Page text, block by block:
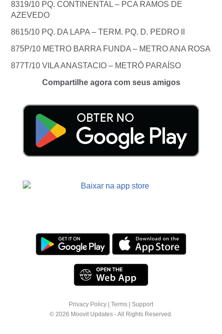
8319/10 PQ. CONTINENTAL – PCA RAMOS DE
AZEVEDO
8615/10 PQ. DA LAPA – TERM. PQ. D. PEDRO II
875P/10 METRO BARRA FUNDA – METRO ANA ROSA
877T/10 VILA ANASTACIO – METRÔ PARAÍSO
Compartilhe agora com seus amigos
Privacy Policy Terms
Support
© 2026 Moovit Updates - All Rights Reserved.